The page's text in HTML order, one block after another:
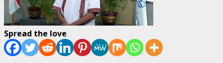
Spread the love